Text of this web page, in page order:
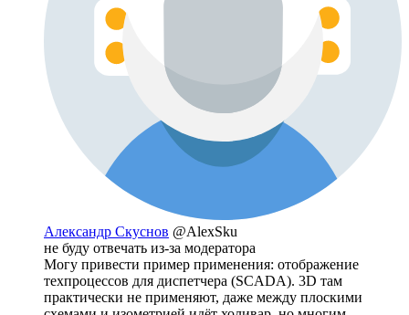
Александр Скуснов @AlexSku
не буду отвечать из-за модератора
Могу привести пример применения: отображение
техпроцессов для диспетчера (SCADA). 3D там
практически не применяют, даже между плоскими